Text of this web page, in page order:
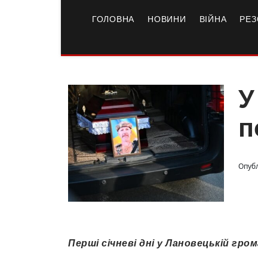
ГОЛОВНА НОВИНИ ВІЙНА
Перші січневі дні у Лановецькій